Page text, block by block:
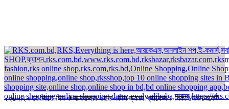
হেডলাইন
করে জিতে নিন ✈কক্সবাজার ২রাত ৩দিন ভ্রমন প্যাকেজ। বিকাশ/নগদ/রকেট-এ